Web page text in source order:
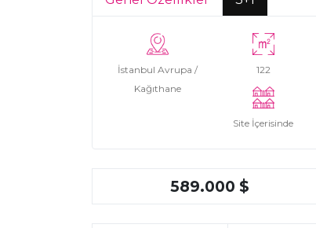
İstanbul Avrupa /
Kağıthane
122
Site İçerisinde
589.000 $